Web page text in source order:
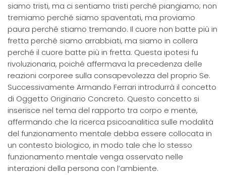
siamo tristi, ma ci sentiamo tristi perché piangiamo; non
tremiamo perché siamo spaventati, ma proviamo
paura perché stiamo tremando. Il cuore non batte più in
fretta perché siamo arrabbiati, ma siamo in collera
perché il cuore batte più in fretta. Questa ipotesi fu
rivoluzionaria, poiché affermava la precedenza delle
reazioni corporee sulla consapevolezza del proprio Se.
Successivamente Armando Ferrari introdurrà il concetto
di Oggetto Originario Concreto. Questo concetto si
inserisce nel tema del rapporto tra corpo e mente,
affermando che la ricerca psicoanalitica sulle modalità
del funzionamento mentale debba essere collocata in
un contesto biologico, in modo tale che lo stesso
funzionamento mentale venga osservato nelle
interazioni della persona con l’ambiente.